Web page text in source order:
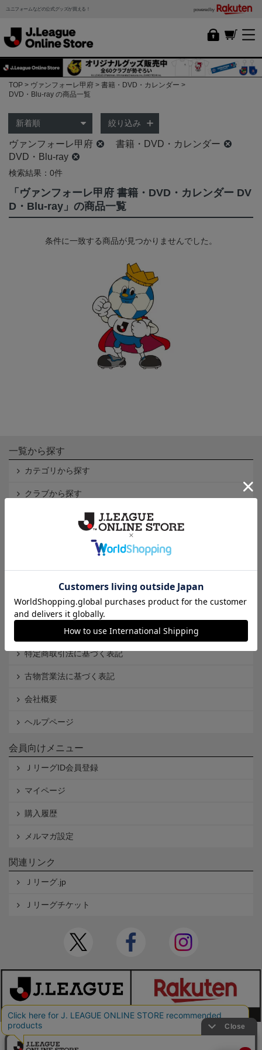
ユニフォームなどの公式グッズが買える！ powered by
TOP ヴァンフォーレ甲府
書籍・DVD・カレンダー
DVD・Blu-ray の商品一覧
絞り込み
ヴァンフォーレ甲府
書籍・DVD・カレンダー
DVD・Blu-ray
検索結果：0件
「ヴァンフォーレ甲府 書籍・DVD・カレンダー DV
D・Blu-ray」の商品一覧
条件に一致する商品が見つかりませんでした。
一覧から探す
カテゴリから探す
クラブから探す
Ｊ2
インフォメーション
個人情報保護方針
Cookieポリシー
特定商取引法に基づく表記
古物営業法に基づく表記
会社概要
ヘルプページ
会員向けメニュー
ＪリーグID会員登録
マイページ
購入履歴
メルマガ設定
関連リンク
Ｊリーグ.jp
Ｊリーグチケット
本サイトで使用している文章・画像等の無断での複製・転載を禁止します。